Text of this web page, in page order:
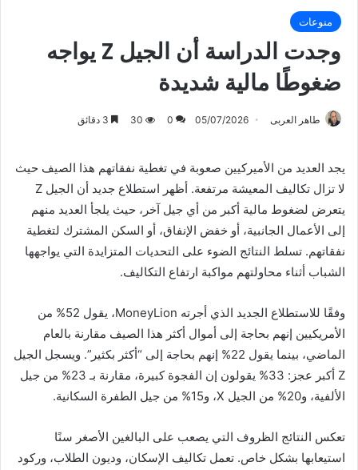
منوعات
وجدت الدراسة أن الجيل Z يواجه
ضغوطًا مالية شديدة
طاهر العربى 05/07/2026
0
30
يجد العديد من الأميركيين صعوبة في تغطية نفقاتهم هذا الصيف حيث
لا تزال تكاليف المعيشة مرتفعة. أظهر استطلاع جديد أن الجيل Z
يتعرض لضغوط مالية أكبر من أي جيل آخر، حيث يلجأ العديد منهم
إلى الأعمال الجانبية، أو خفض الإنفاق، أو السكن المشترك لتغطية
نفقاتهم. تسلط النتائج الضوء على التحديات المتزايدة التي يواجهها
الشباب أثناء محاولتهم مواكبة ارتفاع التكاليف.
وفقًا للاستطلاع الجديد الذي أجرته MoneyLion، يقول 52% من
الأمريكيين إنهم بحاجة إلى أموال أكثر هذا الصيف مقارنة بالعام
الماضي، بينما يقول 22% إنهم بحاجة إلى “أكثر بكثير”. ويسجل الجيل
Z أكبر عجز: 33% يقولون إن الفجوة كبيرة، مقارنة بـ 23% من جيل
الألفية، و20% من الجيل X، و15% من جيل الطفرة السكانية.
تعكس النتائج الظروف التي يصعب على البالغين الأصغر سنًا
استيعابها بشكل خاص. تعمل تكاليف الإسكان، وديون الطلاب، وركود